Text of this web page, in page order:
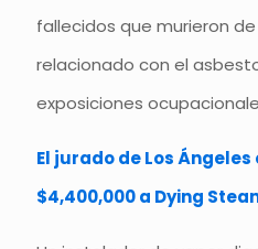
fallecidos que murieron
relacionado con el
exposiciones
El jurado de Los
$4,400,000 a Dying